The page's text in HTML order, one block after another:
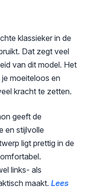
klassieker in de
Dat zegt veel
van dit model. Het
moeiteloos en
kracht te zetten.
geeft de
en stijlvolle
ligt prettig in de
links- als
maakt. Lees